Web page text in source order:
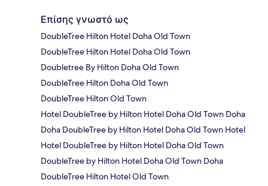
Επίσης γνωστό ως
DoubleTree Hilton Hotel Doha Old Town
DoubleTree Hilton Hotel Doha Old Town
Doubletree By Hilton Doha Old Town
DoubleTree Hilton Doha Old Town
DoubleTree Hilton Old Town
Hotel DoubleTree by Hilton Hotel Doha Old Town Doha
Doha DoubleTree by Hilton Hotel Doha Old Town Hotel
Hotel DoubleTree by Hilton Hotel Doha Old Town
DoubleTree by Hilton Hotel Doha Old Town Doha
DoubleTree Hilton Hotel Old Town